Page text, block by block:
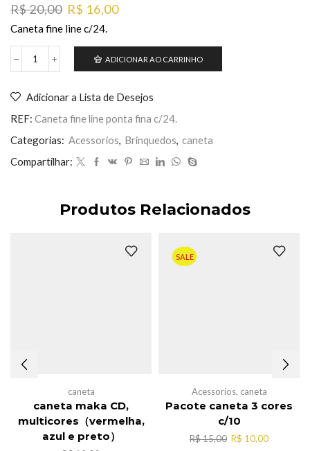
R$20,00 O
preço
original
R$ 20,00.
R$ 16,00O
R$ 16,00.
Caneta fine line c/24.
Caneta
ponta
fina
quantidade
ADICIONAR AO CARRINHO
Adicionar a Lista de Desejos
REF: Caneta fine line ponta fina c/24.
Categorias: Acessorios, Brinquedos, caneta
Compartilhar:
Produtos Relacionados
caneta
caneta maka CD,
multicores（vermelha,
azul e preto）
SALE
Acessorios, caneta
Pacote caneta 3 cores
c/10
R$15,00 O
R$ 10,00O